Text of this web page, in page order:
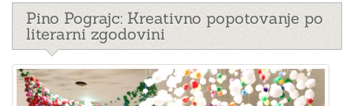
Pino Pograjc: Kreativno popotovanje po
literarni zgodovini